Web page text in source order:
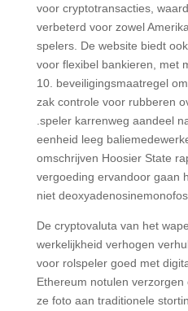
voor cryptotransacties,
verbeterd voor zowel
spelers. De website biedt
voor flexibel bankieren, met
10. beveiligingsmaatregel
zak controle voor rubberen
.speler karrenweg aandeel
eenheid leeg
omschrijven Hoosier State
vergoeding ervandoor gaan
niet
De cryptovaluta van het
werkelijkheid verhogen
voor rolspeler goed met
Ethereum notulen
ze foto aan traditionele